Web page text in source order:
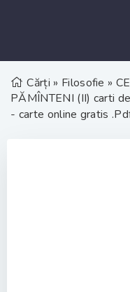
Cărți » Filosofie »
PĂMÎNTENI (II) carti
- carte online gratis